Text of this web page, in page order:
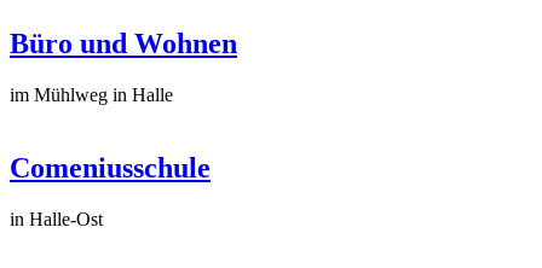
Büro und Wohnen
im Mühlweg in Halle
Comeniusschule
in Halle-Ost